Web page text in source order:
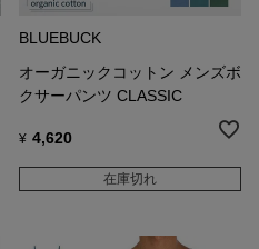
BLUEBUCK
オーガニックコットン メンズボ
クサーパンツ CLASSIC
¥ 4,620
在庫切れ